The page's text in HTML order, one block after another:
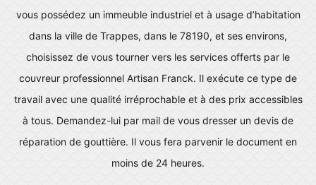
vous possédez un immeuble industriel et à usage d’habitation
dans la ville de Trappes, dans le 78190, et ses environs,
choisissez de vous tourner vers les services offerts par le
couvreur professionnel Artisan Franck. Il exécute ce type de
travail avec une qualité irréprochable et à des prix accessibles
à tous. Demandez-lui par mail de vous dresser un devis de
réparation de gouttière. Il vous fera parvenir le document en
moins de 24 heures.